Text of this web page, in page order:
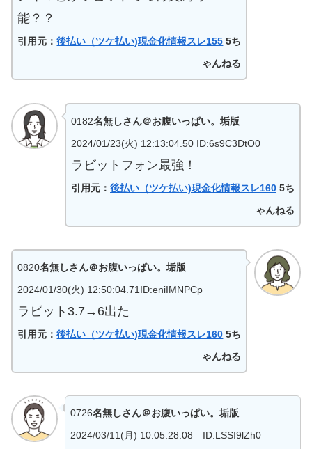
能？？
引用元：後払い（ツケ払い)現金化情報スレ155 5ち
ゃんねる
0182名無しさん＠お腹いっぱい。垢版
2024/01/23(火) 12:13:04.50 ID:6s9C3DtO0
ラビットフォン最強！
引用元： 後払い（ツケ払い)現金化情報スレ160 5ち
ゃんねる
0820名無しさん＠お腹いっぱい。垢版
2024/01/30(火) 12:50:04.71ID:eniIMNPCp
ラビット3.7→6出た
引用元：後払い（ツケ払い)現金化情報スレ160 5ち
ゃんねる
0726名無しさん＠お腹いっぱい。垢版
2024/03/11(月) 10:05:28.08 ID:LSSI9lZh0